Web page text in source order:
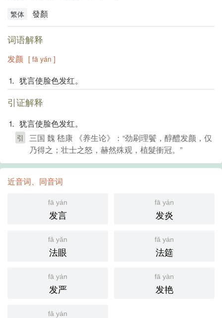
繁体 發顏
词语解释
发颜 [ fā yán ]
⒈ 犹言使脸色发红。
引证解释
⒈ 犹言使脸色发红。
引
三国 魏 嵇康 《养生论》：“劲刷理鬢，醇醴发颜，仅
乃得之；壮士之怒，赫然殊观，植髮衝冠。”
近音词、同音词
fā yán
发言
fā yán
发炎
fǎ yǎn
法眼
fǎ yán
法筵
fā yán
发严
fā yàn
发艳
fǎ yán